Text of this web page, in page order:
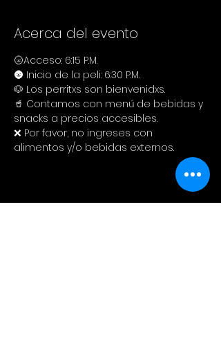
Acerca del evento
🌝Acceso: 6:15 P.M.
🌚 Inicio de la peli: 6:30 P.M.
🐶 Los perritxs son bienvenidxs.
🥤 Contamos con menú de bebidas y
snacks a precios accesibles.
❌ Por favor, no ingreses con
alimentos y/o bebidas externos.